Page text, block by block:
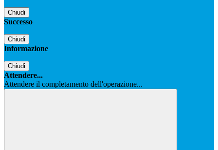
Chiudi
Successo
Chiudi
Informazione
Chiudi
Attendere...
Attendere il completamento dell'operazione...